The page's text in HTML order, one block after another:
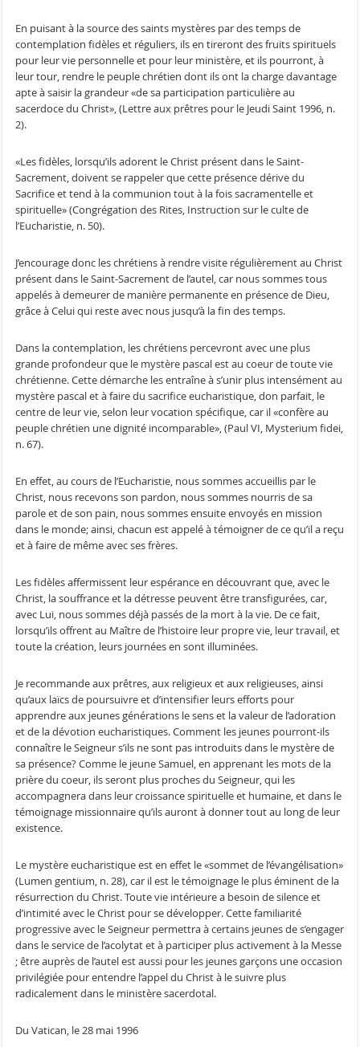
En puisant à la source des saints mystères par des temps de
contemplation fidèles et réguliers, ils en tireront des fruits spirituels
pour leur vie personnelle et pour leur ministère, et ils pourront, à
leur tour, rendre le peuple chrétien dont ils ont la charge davantage
apte à saisir la grandeur «de sa participation particulière au
sacerdoce du Christ», (Lettre aux prêtres pour le Jeudi Saint 1996, n.
2).
«Les fidèles, lorsqu’ils adorent le Christ présent dans le Saint-
Sacrement, doivent se rappeler que cette présence dérive du
Sacrifice et tend à la communion tout à la fois sacramentelle et
spirituelle» (Congrégation des Rites, Instruction sur le culte de
l’Eucharistie, n. 50).
J’encourage donc les chrétiens à rendre visite régulièrement au Christ
présent dans le Saint-Sacrement de l’autel, car nous sommes tous
appelés à demeurer de manière permanente en présence de Dieu,
grâce à Celui qui reste avec nous jusqu’à la fin des temps.
Dans la contemplation, les chrétiens percevront avec une plus
grande profondeur que le mystère pascal est au coeur de toute vie
chrétienne. Cette démarche les entraîne à s’unir plus intensément au
mystère pascal et à faire du sacrifice eucharistique, don parfait, le
centre de leur vie, selon leur vocation spécifique, car il «confère au
peuple chrétien une dignité incomparable», (Paul VI, Mysterium fidei,
n. 67).
En effet, au cours de l’Eucharistie, nous sommes accueillis par le
Christ, nous recevons son pardon, nous sommes nourris de sa
parole et de son pain, nous sommes ensuite envoyés en mission
dans le monde; ainsi, chacun est appelé à témoigner de ce qu’il a reçu
et à faire de même avec ses frères.
Les fidèles affermissent leur espérance en découvrant que, avec le
Christ, la souffrance et la détresse peuvent être transfigurées, car,
avec Lui, nous sommes déjà passés de la mort à la vie. De ce fait,
lorsqu’ils offrent au Maître de l’histoire leur propre vie, leur travail, et
toute la création, leurs journées en sont illuminées.
Je recommande aux prêtres, aux religieux et aux religieuses, ainsi
qu’aux laïcs de poursuivre et d’intensifier leurs efforts pour
apprendre aux jeunes générations le sens et la valeur de l’adoration
et de la dévotion eucharistiques. Comment les jeunes pourront-ils
connaître le Seigneur s’ils ne sont pas introduits dans le mystère de
sa présence? Comme le jeune Samuel, en apprenant les mots de la
prière du coeur, ils seront plus proches du Seigneur, qui les
accompagnera dans leur croissance spirituelle et humaine, et dans le
témoignage missionnaire qu’ils auront à donner tout au long de leur
existence.
Le mystère eucharistique est en effet le «sommet de l’évangélisation»
(Lumen gentium, n. 28), car il est le témoignage le plus éminent de la
résurrection du Christ. Toute vie intérieure a besoin de silence et
d’intimité avec le Christ pour se développer. Cette familiarité
progressive avec le Seigneur permettra à certains jeunes de s’engager
dans le service de l’acolytat et à participer plus activement à la Messe
; être auprès de l’autel est aussi pour les jeunes garçons une occasion
privilégiée pour entendre l’appel du Christ à le suivre plus
radicalement dans le ministère sacerdotal.
Du Vatican, le 28 mai 1996